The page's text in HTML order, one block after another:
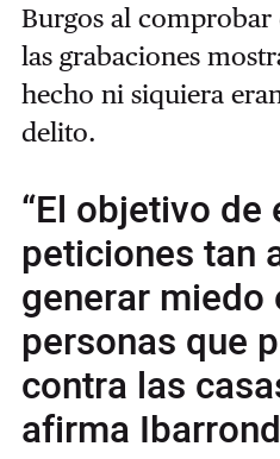
Burgos al comprobar
las grabaciones
hecho ni siquiera
delito.
“El objetivo de
peticiones tan
generar miedo
personas que
contra las
afirma